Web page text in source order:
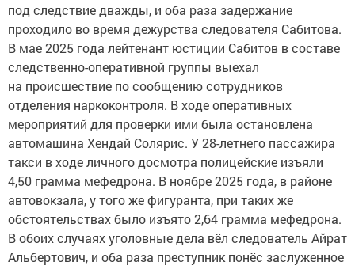
под следствие дважды, и оба раза задержание
проходило во время дежурства следователя Сабитова.
В мае 2025 года лейтенант юстиции Сабитов в составе
следственно-оперативной группы выехал
на происшествие по сообщению сотрудников
отделения наркоконтроля. В ходе оперативных
мероприятий для проверки ими была остановлена
автомашина Хендай Солярис. У 28-летнего пассажира
такси в ходе личного досмотра полицейские изъяли
4,50 грамма мефедрона. В ноябре 2025 года, в районе
автовокзала, у того же фигуранта, при таких же
обстоятельствах было изъято 2,64 грамма мефедрона.
В обоих случаях уголовные дела вёл следователь Айрат
Альбертович, и оба раза преступник понёс заслуженное